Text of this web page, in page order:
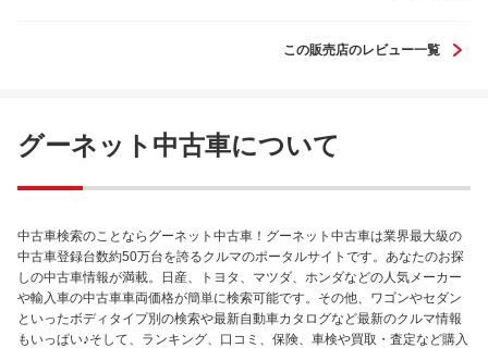
この販売店のレビュー一覧
グーネット中古車について
中古車検索のことならグーネット中古車！グーネット中古車は業界最大級の
中古車登録台数約50万台を誇るクルマのポータルサイトです。あなたのお探
しの中古車情報が満載。日産、トヨタ、マツダ、ホンダなどの人気メーカー
や輸入車の中古車車両価格が簡単に検索可能です。その他、ワゴンやセダン
といったボディタイプ別の検索や最新自動車カタログなど最新のクルマ情報
もいっぱい♪そして、ランキング、口コミ、保険、車検や買取・査定など購入